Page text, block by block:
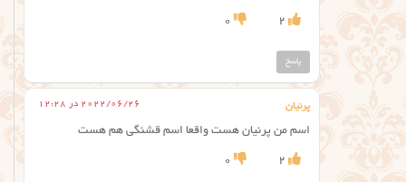
2
0
پاسخ
پرنیان 2022/06/26 در 12:28
اسم من پرنیان هست واقعا اسم قشنگی هم هست
2
0